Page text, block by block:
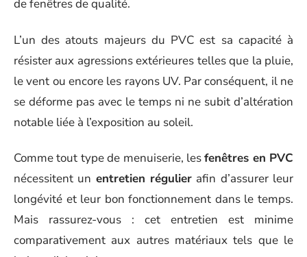
de fenêtres de qualité.
L’un des atouts majeurs du PVC est sa capacité à
résister aux agressions extérieures telles que la pluie,
le vent ou encore les rayons UV. Par conséquent, il ne
se déforme pas avec le temps ni ne subit d’altération
notable liée à l’exposition au soleil.
Comme tout type de menuiserie, lesfenêtres en PVC
nécessitent un entretien régulier afin d’assurer leur
longévité et leur bon fonctionnement dans le temps.
Mais rassurez-vous : cet entretien est minime
comparativement aux autres matériaux tels que le